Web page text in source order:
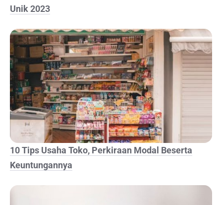
Unik 2023
10 Tips Usaha Toko, Perkiraan Modal Beserta
Keuntungannya